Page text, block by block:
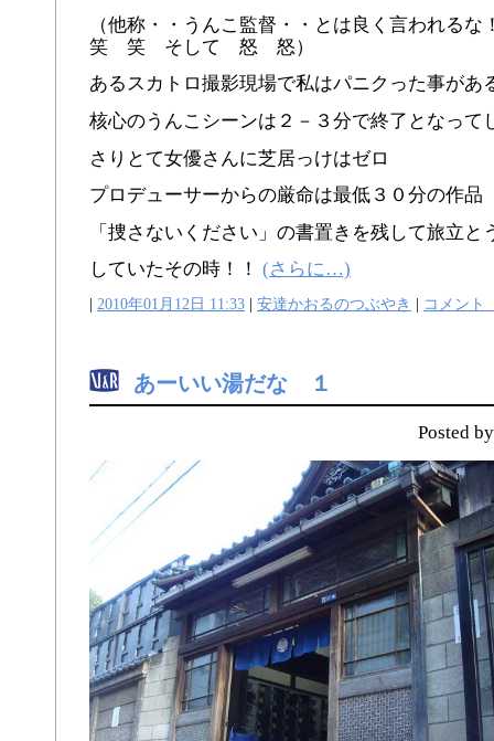
（他称・・うんこ監督・・とは良く言われる
笑 笑 そして 怒 怒）
あるスカトロ撮影現場で私はパニクった事があ
核心のうんこシーンは２－３分で終了となって
さりとて女優さんに芝居っけはゼロ
プロデューサーからの厳命は最低３０分の作品
「捜さないください」の書置きを残して旅立と
していたその時！！ (さらに…)
2010年01月12日 11:33 安達かおるのつぶやき コメント
あーいい湯だな １
Posted